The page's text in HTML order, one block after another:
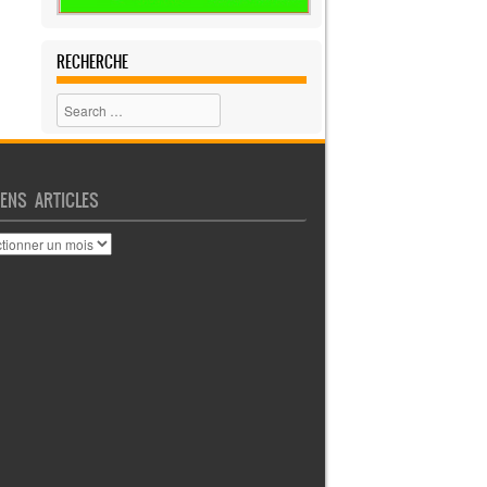
RECHERCHE
Search
ARTICLES